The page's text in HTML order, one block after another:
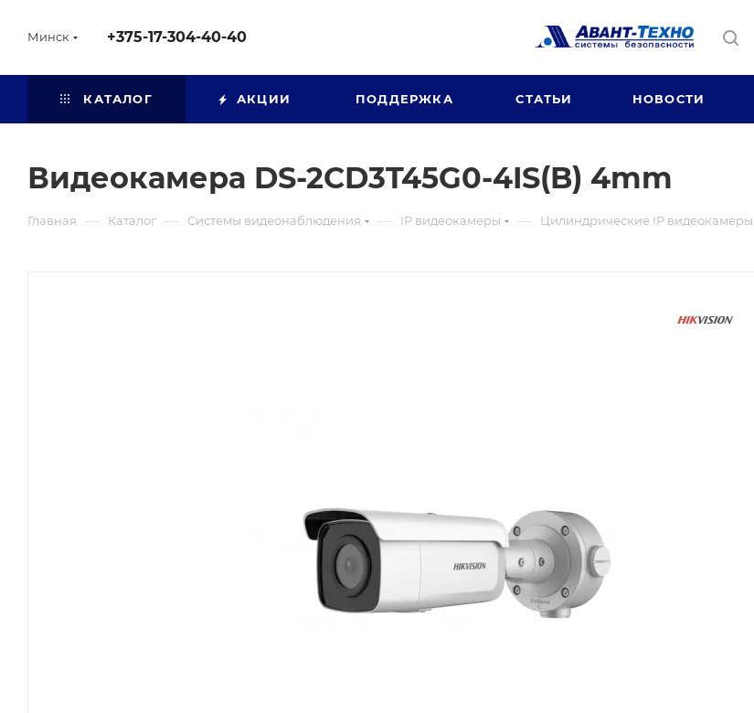
Минск +375-17-304-40-40
КАТАЛОГ АКЦИИ ПОДДЕРЖКА СТАТЬИ НОВОСТИ
Видеокамера DS-2CD3T45G0-4IS(B) 4mm
Главная — Каталог — Системы видеонаблюдения — IP видеокамеры — Цилиндрические IP видеокамеры